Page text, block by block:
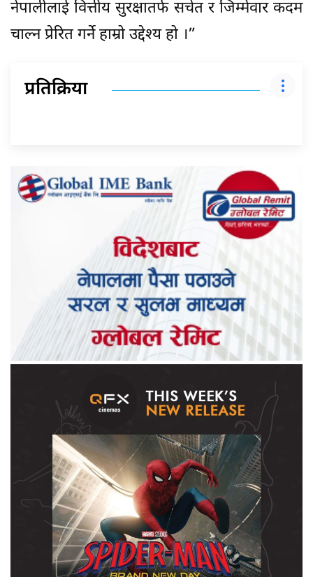
नेपालीलाई वित्तीय सुरक्षातर्फ सचेत र जिम्मेवार कदम
चाल्न प्रेरित गर्ने हाम्रो उद्देश्य हो ।”
प्रतिक्रिया